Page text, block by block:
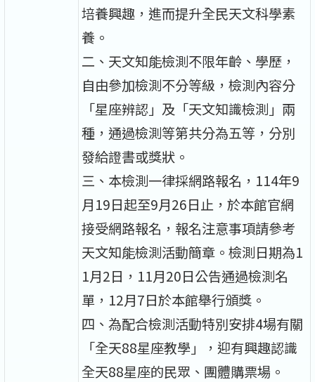
培養興趣，進而提升全民天文科學素
養。
二、天文知能檢測不限年齡、學歷，
自由參加檢測不分等級，檢測內容分
「星座辨認」及「天文知識檢測」兩
種，通過檢測等第共分為五等，分別
發給證書或獎狀。
三、本檢測一律採網路報名，114年9
月19日起至9月26日止，於本館官網
接受網路報名，報名注意事項請參考
天文知能檢測活動簡章。檢測日期為1
1月2日，11月20日公告通過檢測名
單，12月7日於本館舉行頒獎。
四、為配合檢測活動特別安排4場有關
「全天88星座教學」，迎有興趣認識
全天88星座的民眾、團體購票場。